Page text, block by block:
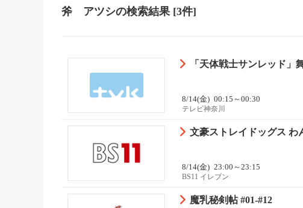
斧 アツシの検索結果 [3件]
「天体戦士サンレッド」
8/14(金) 00:15～00:30
テレビ神奈川
文豪ストレイドッグス わ
8/14(金) 23:00～23:15
BS11 イレブン
魔乳秘剣帖 #01-#12